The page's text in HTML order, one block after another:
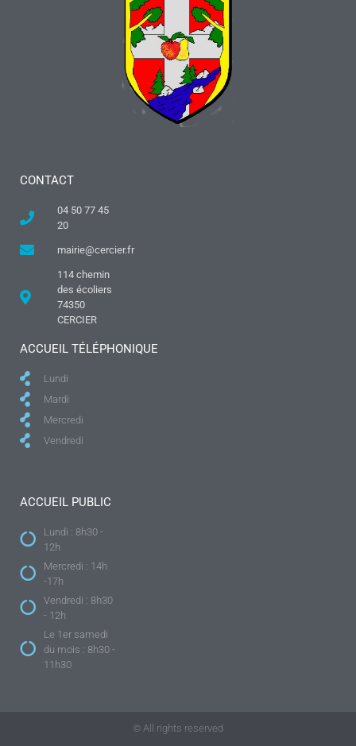
CONTACT
04 50 77 45
20
mairie@cercier.fr
114 chemin
des écoliers
74350
CERCIER
ACCUEIL TÉLÉPHONIQUE
Lundi
Mardi
Mercredi
Vendredi
ACCUEIL PUBLIC
Lundi : 8h30 -
12h
Mercredi : 14h
-17h
Vendredi : 8h30
- 12h
Le 1er samedi
du mois : 8h30 -
11h30
© All rights reserved